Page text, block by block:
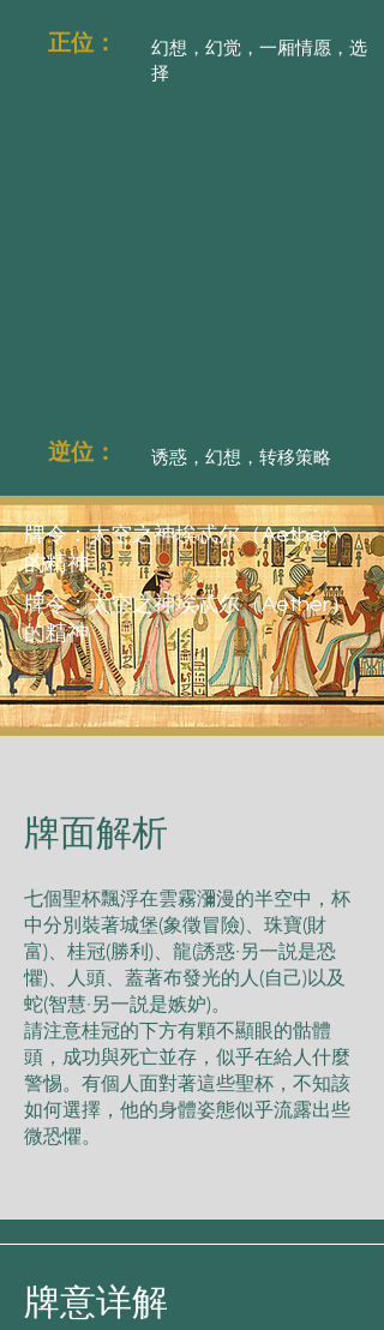
正位：
幻想，幻觉，一厢情愿，选
择
逆位： 诱惑，幻想，转移策略
牌令：太空之神埃忒尔（Aether）
的精神
牌令：太空之神埃忒尔（Aether）
的精神
​牌面解析
七個聖杯飄浮在雲霧瀰漫的半空中，杯
中分別裝著城堡(象徵冒險)、珠寶(財
富)、桂冠(勝利)、⿓(誘惑·另⼀説是恐
懼)、⼈頭、蓋著布發光的⼈(⾃⼰)以及
蛇(智慧·另⼀説是嫉妒)。
請注意桂冠的下⽅有顆不顯眼的骷體
頭，成功與死亡並存，似乎在給⼈什麼
警惕。有個⼈⾯對著這些聖杯，不知該
如何選擇，他的⾝體姿態似乎流露出些
微恐懼。
牌意详解